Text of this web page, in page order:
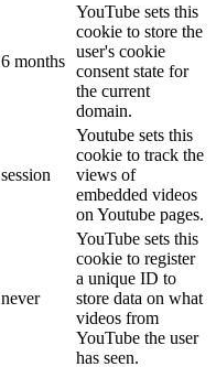
6 months
YouTube sets this
cookie to store the
user's cookie
consent state for
the current
domain.
session
Youtube sets this
cookie to track the
views of
embedded videos
on Youtube pages.
never
YouTube sets this
cookie to register
a unique ID to
store data on what
videos from
YouTube the user
has seen.